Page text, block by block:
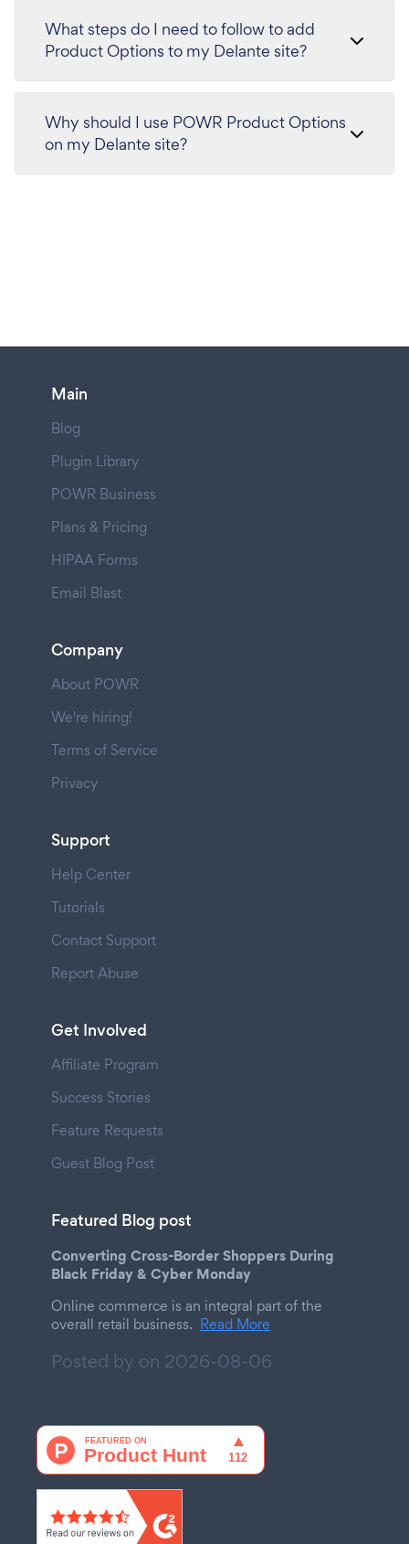
What steps do I need to follow to add
Product Options to my Delante site?
Why should I use POWR Product Options
on my Delante site?
Main
Blog
Plugin Library
POWR Business
Plans & Pricing
HIPAA Forms
Email Blast
Company
About POWR
We're hiring!
Terms of Service
Privacy
Support
Help Center
Tutorials
Contact Support
Report Abuse
Get Involved
Affiliate Program
Success Stories
Feature Requests
Guest Blog Post
Featured Blog post
Converting Cross-Border Shoppers During
Black Friday & Cyber Monday
Online commerce is an integral part of the
overall retail business. Read More
Posted by on 2026-08-06